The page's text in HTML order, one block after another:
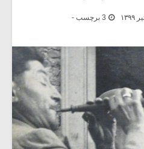
3 برچسب -